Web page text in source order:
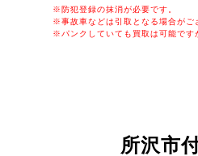
※防犯登録の抹消が必要です。
※事故車などは引取となる場合がご
※パンクしていても買取は可能です
所沢市